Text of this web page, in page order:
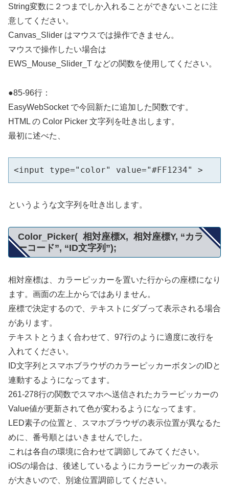
String変数に２つまでしか入れることができないことに注
意してください。
Canvas_Slider はマウスでは操作できません。
マウスで操作したい場合は
EWS_Mouse_Slider_T などの関数を使用してください。
●85-96行：
EasyWebSocket で今回新たに追加した関数です。
HTML の Color Picker 文字列を吐き出します。
最初に述べた、
<input type="color" value="#FF1234" >
というような文字列を吐き出します。
Color_Picker( 相対座標X, 相対座標Y, “カラ
ーコード”, “ID文字列”);
相対座標は、カラーピッカーを置いた行からの座標になり
ます。画面の左上からではありません。
座標で決定するので、テキストにダブって表示される場合
があります。
テキストとうまく合わせて、97行のように適度に改行を
入れてください。
ID文字列とスマホブラウザのカラーピッカーボタンのIDと
連動するようになってます。
261-278行の関数でスマホへ送信されたカラーピッカーの
Value値が更新されて色が変わるようになってます。
LED素子の位置と、スマホブラウザの表示位置が異なるた
めに、番号順とはいきませんでした。
これは各自の環境に合わせて調節してみてください。
iOSの場合は、後述しているようにカラーピッカーの表示
が大きいので、別途位置調節してください。